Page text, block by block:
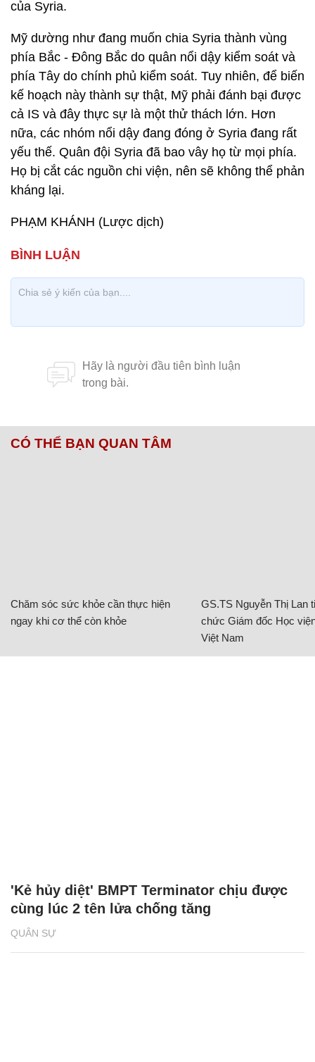
của Syria.
Mỹ dường như đang muốn chia Syria thành vùng
phía Bắc - Đông Bắc do quân nổi dậy kiểm soát và
phía Tây do chính phủ kiểm soát. Tuy nhiên, để biến
kế hoạch này thành sự thật, Mỹ phải đánh bại được
cả IS và đây thực sự là một thử thách lớn. Hơn
nữa, các nhóm nổi dậy đang đóng ở Syria đang rất
yếu thế. Quân đội Syria đã bao vây họ từ mọi phía.
Họ bị cắt các nguồn chi viện, nên sẽ không thể phản
kháng lại.
PHẠM KHÁNH (Lược dịch)
CÓ THỂ BẠN QUAN TÂM
Chăm sóc sức khỏe cần thực hiện
ngay khi cơ thể còn khỏe
GS.TS Nguyễn Thị Lan
chức Giám đốc Học
Việt Nam
QUÂN SỰ
'Kẻ hủy diệt' BMPT Terminator chịu được
cùng lúc 2 tên lửa chống tăng